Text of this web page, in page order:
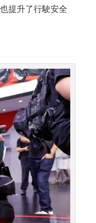
提升了行駛安全